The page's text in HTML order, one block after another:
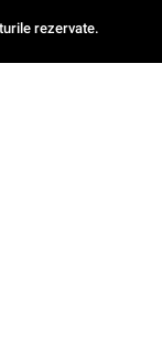
rezervate.